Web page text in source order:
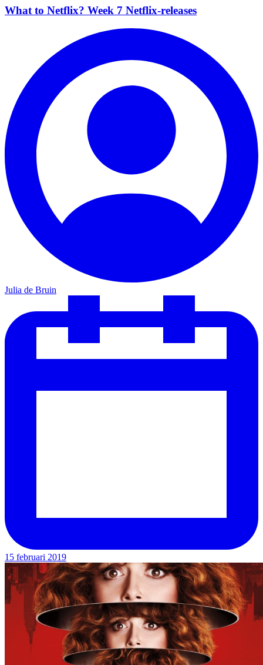
What to Netflix? Week 7 Netflix-releases
Julia de Bruin
15 februari 2019